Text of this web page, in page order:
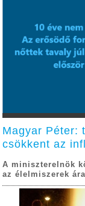
Magyar Péter:
csökkent az
A miniszterelnök
az élelmiszerek ára